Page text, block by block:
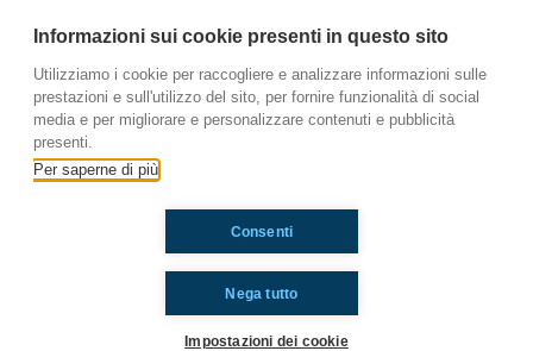
abbiamo incuriosito premete play!
https://www.radioimmaginaria.it
Villasanta
Ti è piaciuto? Condividilo!
Informazioni sui cookie presenti in questo sito
Utilizziamo i cookie per raccogliere e analizzare informazioni sulle
prestazioni e sull'utilizzo del sito, per fornire funzionalità di social
media e per migliorare e personalizzare contenuti e pubblicità
presenti.
Per saperne di più
Nega tutto
Consenti
Impostazioni dei cookie